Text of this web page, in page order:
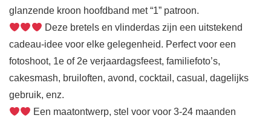
glanzende kroon hoofdband met “1” patroon.
Deze bretels en vlinderdas zijn een uitstekend
cadeau-idee voor elke gelegenheid. Perfect voor een
fotoshoot, 1e of 2e verjaardagsfeest, familiefoto’s,
cakesmash, bruiloften, avond, cocktail, casual, dagelijks
gebruik, enz.
Een maatontwerp, stel voor voor 3-24 maanden